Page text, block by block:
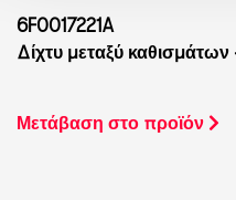
6F0017221A
Δίχτυ μεταξύ
Μετάβαση στο προϊόν